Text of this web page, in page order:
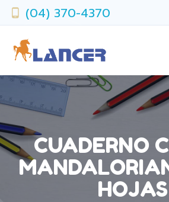
(04) 370-4370
CUADERNO
HOJAS